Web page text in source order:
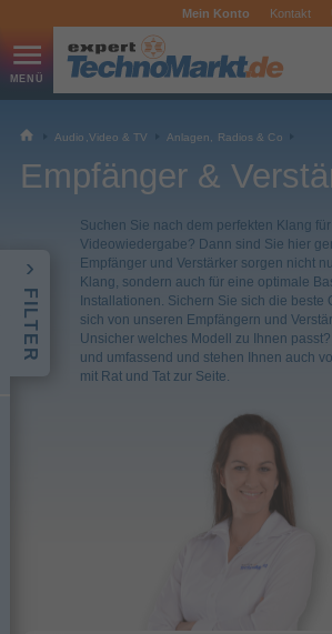
Mein Konto Kontakt
FILTER
Audio,Video & TV Anlagen, Radios & Co
Empfänger &
Suchen Sie nach dem perfekten Klang
Videowiedergabe? Dann sind Sie hier
Empfänger und Verstärker sorgen nicht
Klang, sondern auch für eine optimale
Installationen. Sichern Sie sich die beste
sich von unseren Empfängern und
Unsicher welches Modell zu Ihnen
und umfassend und stehen Ihnen auch
mit Rat und Tat zur Seite.